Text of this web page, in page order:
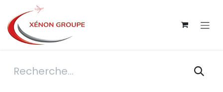
Se rendre au contenu